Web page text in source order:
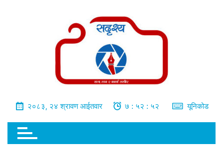
२०८३, २४ श्रावण आईतवार ७ : ५२ : ५३ यूनिकोड